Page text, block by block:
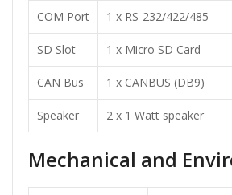
COM Port 1 x RS-232/422/485
SD Slot 1 x Micro SD Card
CAN Bus 1 x CANBUS (DB9)
Speaker 2 x 1 Watt speaker
Mechanical and